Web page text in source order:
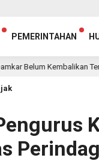
PEMERINTAHAN
Kembalikan Temuan BPK